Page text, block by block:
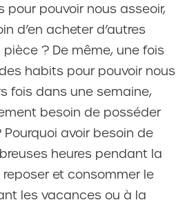
pour pouvoir nous asseoir,
d’en acheter d’autres
pièce ? De même, une fois
habits pour pouvoir nous
fois dans une semaine,
besoin de posséder
avoir besoin de
heures pendant la
et consommer le
les vacances ou à la